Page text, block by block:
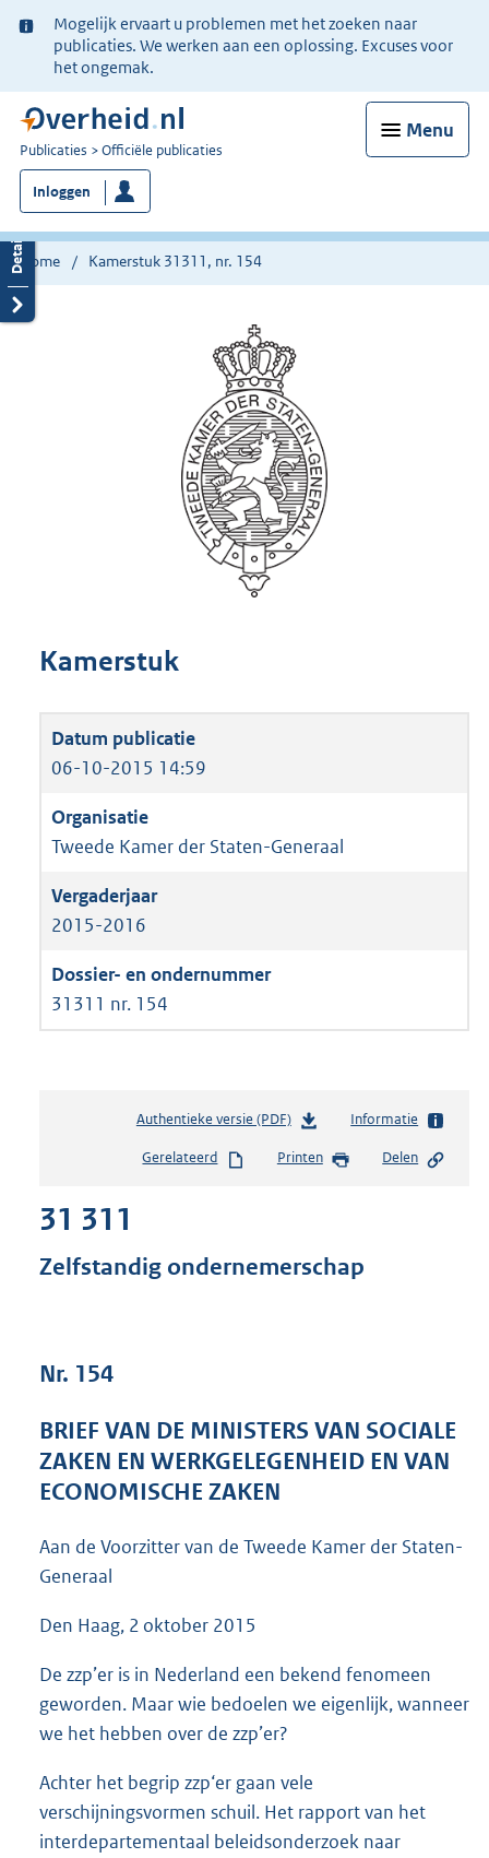
Ter
informatie:
Mogelijk ervaart u problemen met het zoeken naar
publicaties. We werken aan een oplossing. Excuses voor
het ongemak.
Menu
U
bent
nu
hier:
Publicaties Officiële publicaties
Inloggen
Home Kamerstuk 31311, nr. 154
Kamerstuk
06-10-2015 14:59
Tweede Kamer der Staten-Generaal
2015-2016
31311 nr. 154
Authentieke versie (PDF)b
s
s
e
:
b
Informatie
Gerelateerd Printen Delen
31 311
Zelfstandig ondernemerschap
Nr. 154
BRIEF VAN DE MINISTERS VAN SOCIALE
ZAKEN EN WERKGELEGENHEID EN VAN
ECONOMISCHE ZAKEN
Aan de Voorzitter van de Tweede Kamer der Staten-
Generaal
Den Haag, 2 oktober 2015
De zzp’er is in Nederland een bekend fenomeen
geworden. Maar wie bedoelen we eigenlijk, wanneer
we het hebben over de zzp’er?
Achter het begrip zzp‘er gaan vele
verschijningsvormen schuil. Het rapport van het
interdepartementaal beleidsonderzoek naar